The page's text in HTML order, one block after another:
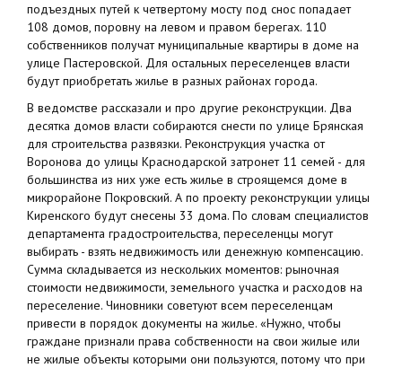
подъездных путей к четвертому мосту под снос попадает
108 домов, поровну на левом и правом берегах. 110
собственников получат муниципальные квартиры в доме на
улице Пастеровской. Для остальных переселенцев власти
будут приобретать жилье в разных районах города.
В ведомстве рассказали и про другие реконструкции. Два
десятка домов власти собираются снести по улице Брянская
для строительства развязки. Реконструкция участка от
Воронова до улицы Краснодарской затронет 11 семей - для
большинства из них уже есть жилье в строящемся доме в
микрорайоне Покровский. А по проекту реконструкции улицы
Киренского будут снесены 33 дома. По словам специалистов
департамента градостроительства, переселенцы могут
выбирать - взять недвижимость или денежную компенсацию.
Сумма складывается из нескольких моментов: рыночная
стоимости недвижимости, земельного участка и расходов на
переселение. Чиновники советуют всем переселенцам
привести в порядок документы на жилье. «Нужно, чтобы
граждане признали права собственности на свои жилые или
не жилые объекты которыми они пользуются, потому что при